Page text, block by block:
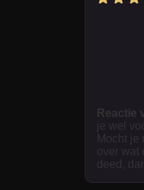
Reactie
je wel
Mocht je
over wat
deed,